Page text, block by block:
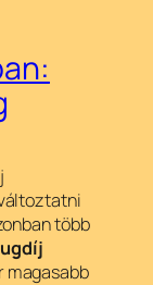
több
magasabb